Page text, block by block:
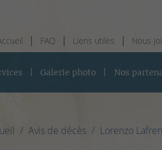
FAQ Liens utiles Nous
Galerie photo Nos
Avis de décès Lorenzo